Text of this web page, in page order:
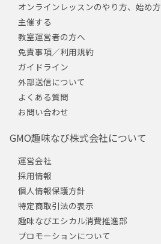
オンラインレッスンのやり方、始め方
主催する
教室運営者の方へ
免責事項／利用規約
ガイドライン
外部送信について
よくある質問
お問い合わせ
GMO趣味なび株式会社について
運営会社
採用情報
個人情報保護方針
特定商取引法の表示
趣味なびエシカル消費推進部
プロモーションについて